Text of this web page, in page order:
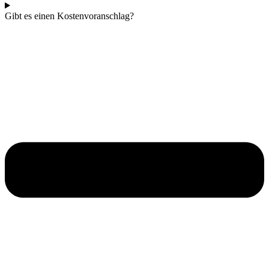
Gibt es einen Kostenvoranschlag?